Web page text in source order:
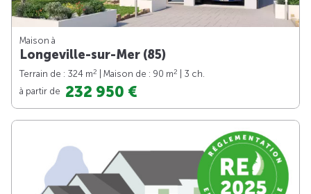
Maison à
Longeville-sur-Mer (85)
Terrain de : 324 m2 | Maison de : 90 m2
| 3 ch.
à partir de 232 950 €